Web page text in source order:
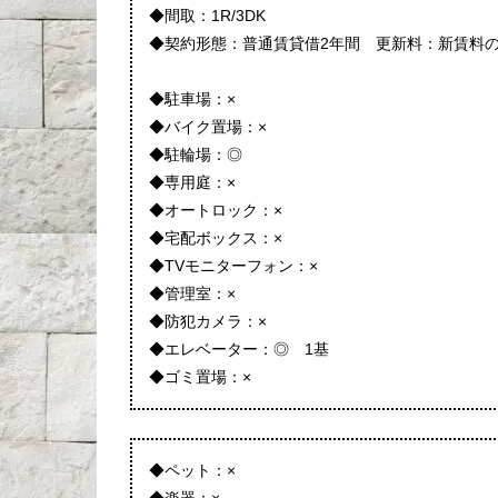
◆間取：1R/3DK
◆契約形態：普通賃貸借2年間 更新料：新賃料
◆駐車場：×
◆バイク置場：×
◆駐輪場：◎
◆専用庭：×
◆オートロック：×
◆宅配ボックス：×
◆TVモニターフォン：×
◆管理室：×
◆防犯カメラ：×
◆エレベーター：◎ 1基
◆ゴミ置場：×
◆ペット：×